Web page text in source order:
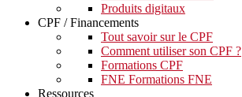
Produits digitaux
CPF / Financements
Tout savoir sur le CPF
Comment utiliser son CPF ?
Formations CPF
FNE Formations FNE
Ressources